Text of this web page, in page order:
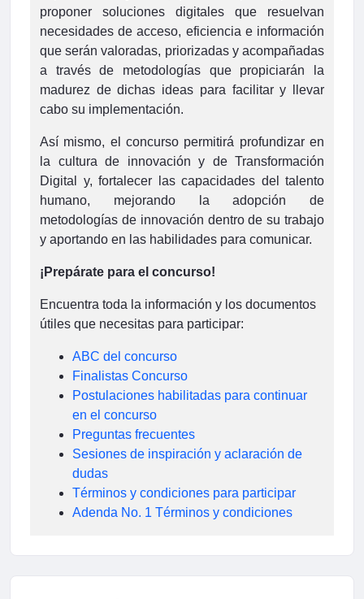
proponer soluciones digitales que resuelvan
necesidades de acceso, eficiencia e información
que serán valoradas, priorizadas y acompañadas
a través de metodologías que propiciarán la
madurez de dichas ideas para facilitar y llevar
cabo su implementación.
Así mismo, el concurso permitirá profundizar en
la cultura de innovación y de Transformación
Digital y, fortalecer las capacidades del talento
humano, mejorando la adopción de
metodologías de innovación dentro de su trabajo
y aportando en las habilidades para comunicar.
¡Prepárate para el concurso!
Encuentra toda la información y los documentos
útiles que necesitas para participar:
ABC del concurso
Finalistas Concurso
Postulaciones habilitadas para continuar
en el concurso
Preguntas frecuentes
Sesiones de inspiración y aclaración de
dudas
Términos y condiciones para participar
Adenda No. 1 Términos y condiciones